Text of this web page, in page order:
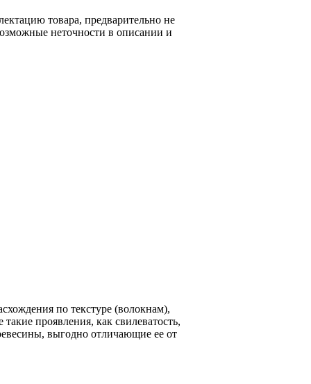
товара, предварительно не
неточности в описании и
по текстуре (волокнам),
проявления, как свилеватость,
выгодно отличающие ее от